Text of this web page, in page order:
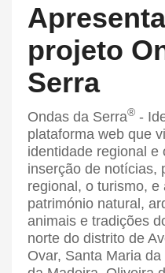
projeto
Serra
Ondas da Serra® -
plataforma web que
identidade regional e
inserção de notícias,
regional, o turismo,
património natural,
animais e tradições
norte do distrito de
Ovar, Santa Maria